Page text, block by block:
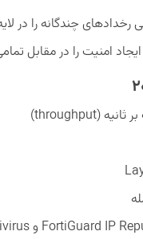
رخدادهای چندگانه را در
امنیت را در مقابل